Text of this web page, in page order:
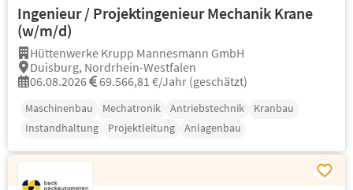
Ingenieur / Projektingenieur Mechanik Krane
(w/m/d)
Hüttenwerke Krupp Mannesmann GmbH
Duisburg, Nordrhein-Westfalen
06.08.2026
69.566,81 €/Jahr (geschätzt)
Maschinenbau Mechatronik Antriebstechnik
Kranbau
Instandhaltung
Projektleitung Anlagenbau